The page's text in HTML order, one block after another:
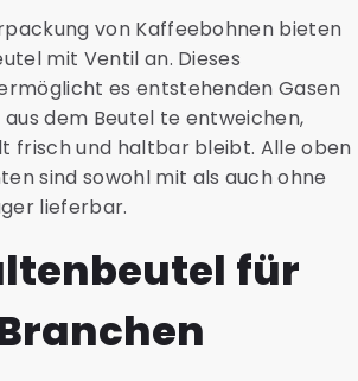
von Kaffeebohnen bieten
mit Ventil an. Dieses
es entstehenden Gasen
dem Beutel te entweichen,
frisch und haltbar bleibt. Alle oben
sind sowohl mit als auch ohne
lieferbar.
für